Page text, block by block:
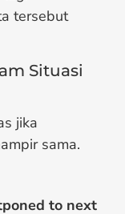
tersebut
Situasi
jika
sama.
to next